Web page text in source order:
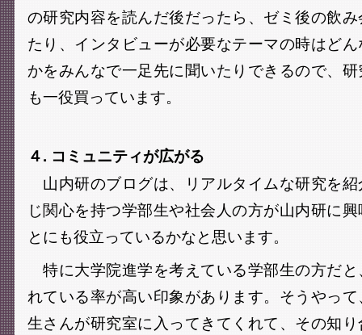
の研究内容を読んだ後だったら、ゼミ後の飲
たり、インタビューが必要なテーマの時はど
かをみんなで一足先に聞いたりできるので、
も一役買っています。
４. コミュニティが広がる
山内研のブログは、リアルタイムな研究を
じ関心を持つ学部生や社会人の方が山内研に
とにも役立っているかなと思います。
特に大学院進学を考えている学部生の方だ
れている率が高い印象があります。そうやっ
生さんが研究室に入ってきてくれて、その知